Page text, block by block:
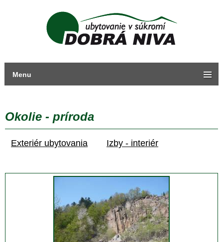
Menu
Okolie - príroda
Exteriér ubytovania Izby - interiér